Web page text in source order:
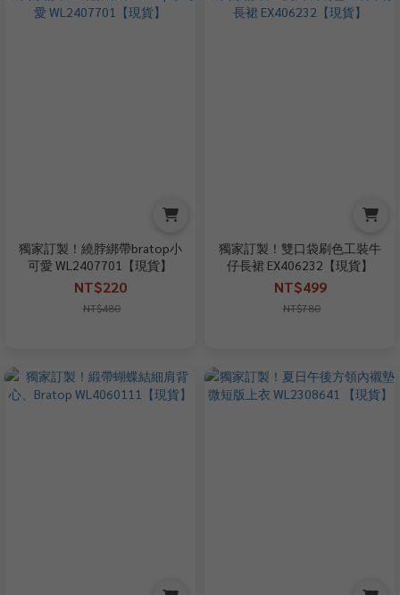
獨家訂製！繞脖綁帶bratop小
可愛 WL2407701【現貨】
NT$220
NT$480
獨家訂製！雙口袋刷色工裝牛
仔長裙 EX406232【現貨】
NT$499
NT$780